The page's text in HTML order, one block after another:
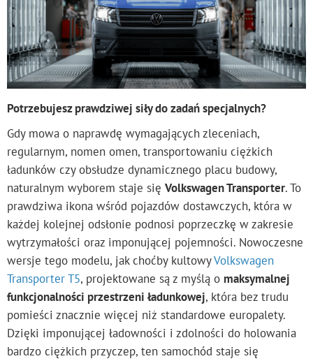
Potrzebujesz prawdziwej siły do zadań specjalnych?
Gdy mowa o naprawdę wymagających zleceniach,
regularnym, nomen omen, transportowaniu ciężkich
ładunków czy obsłudze dynamicznego placu budowy,
naturalnym wyborem staje się Volkswagen Transporter. To
prawdziwa ikona wśród pojazdów dostawczych, która w
każdej kolejnej odsłonie podnosi poprzeczkę w zakresie
wytrzymałości oraz imponującej pojemności. Nowoczesne
wersje tego modelu, jak choćby kultowyVolkswagen
Transporter T5, projektowane są z myślą o maksymalnej
funkcjonalności przestrzeni ładunkowej, która bez trudu
pomieści znacznie więcej niż standardowe europalety.
Dzięki imponującej ładowności i zdolności do holowania
bardzo ciężkich przyczep, ten samochód staje się